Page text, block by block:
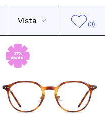
Vista (0)
31%
dscto.